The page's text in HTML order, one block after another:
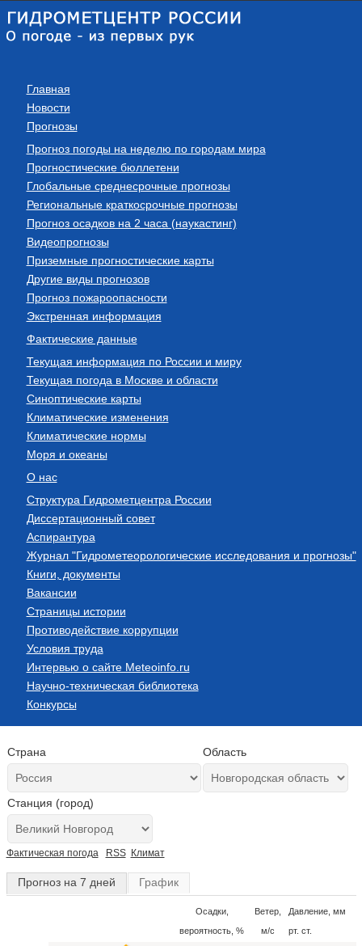
Главная
Новости
Прогнозы
Прогноз погоды на неделю по городам мира
Прогностические бюллетени
Глобальные среднесрочные прогнозы
Региональные краткосрочные прогнозы
Прогноз осадков на 2 часа (наукастинг)
Видеопрогнозы
Приземные прогностические карты
Другие виды прогнозов
Прогноз пожароопасности
Экстренная информация
Фактические данные
Текущая информация по России и миру
Текущая погода в Москве и области
Синоптические карты
Климатические изменения
Климатические нормы
Моря и океаны
О нас
Структура Гидрометцентра России
Диссертационный совет
Аспирантура
Журнал "Гидрометеорологические исследования и прогнозы"
Книги, документы
Вакансии
Страницы истории
Противодействие коррупции
Условия труда
Интервью о сайте Meteoinfo.ru
Научно-техническая библиотека
Конкурсы
Страна Область
Станция (город)
Фактическая погода RSS Климат
Прогноз на 7 дней График
Осадки,
вероятность, %
Ветер,
м/с
Давление, мм
рт. ст.